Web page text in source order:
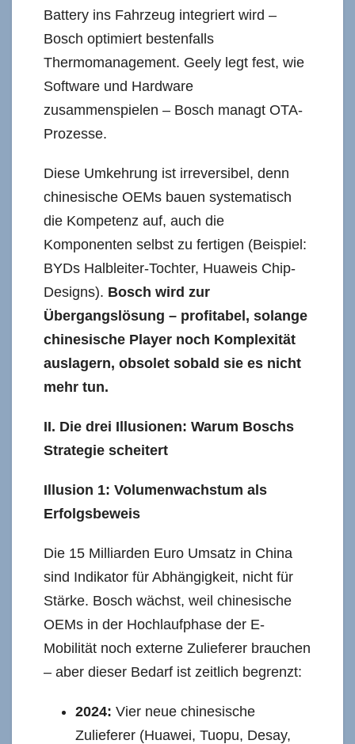
Battery ins Fahrzeug integriert wird –
Bosch optimiert bestenfalls
Thermomanagement. Geely legt fest, wie
Software und Hardware
zusammenspielen – Bosch managt OTA-
Prozesse.
Diese Umkehrung ist irreversibel, denn
chinesische OEMs bauen systematisch
die Kompetenz auf, auch die
Komponenten selbst zu fertigen (Beispiel:
BYDs Halbleiter-Tochter, Huaweis Chip-
Designs). Bosch wird zur
Übergangslösung – profitabel, solange
chinesische Player noch Komplexität
auslagern, obsolet sobald sie es nicht
mehr tun.
II. Die drei Illusionen: Warum Boschs
Strategie scheitert
Illusion 1: Volumenwachstum als
Erfolgsbeweis
Die 15 Milliarden Euro Umsatz in China
sind Indikator für Abhängigkeit, nicht für
Stärke. Bosch wächst, weil chinesische
OEMs in der Hochlaufphase der E-
Mobilität noch externe Zulieferer brauchen
– aber dieser Bedarf ist zeitlich begrenzt:
2024: Vier neue chinesische
Zulieferer (Huawei, Tuopu, Desay,